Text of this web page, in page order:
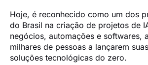
Hoje, é reconhecido como um dos
do Brasil na criação de projetos de
negócios, automações e softwares,
milhares de pessoas a lançarem
soluções tecnológicas do zero.